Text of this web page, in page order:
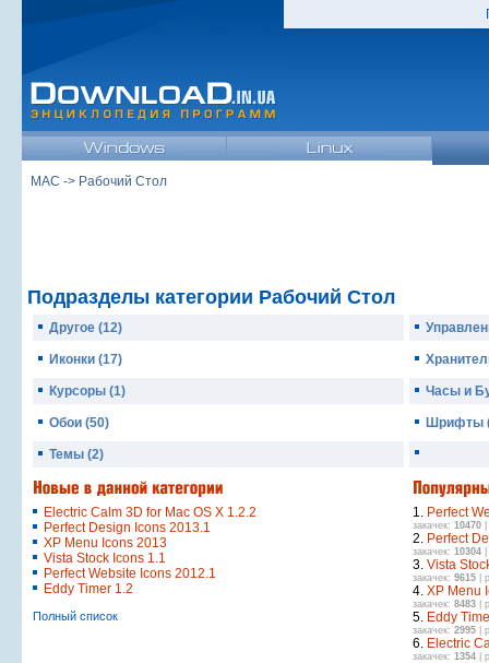
MAC -> Рабочий Стол
Подразделы категории Рабочий Стол
Другое (12)
Иконки (17)
Курсоры (1) Часы и
Обои (50) Шрифты
Темы (2)
Electric Calm 3D for Mac OS X 1.2.2
Perfect Design Icons 2013.1
XP Menu Icons 2013
Vista Stock Icons 1.1
Perfect Website Icons 2012.1
Eddy Timer 1.2
Полный список
1. Perfect
закачек: 10470
2. Perfect
закачек: 10304
3. Vista
закачек: 9615 |
4. XP Menu
закачек: 8483 |
5. Eddy
закачек: 2995 |
6. Electric
закачек: 1354 |